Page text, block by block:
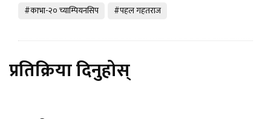
#काभा-२० च्याम्पियनसिप #पहल गहतराज
प्रतिक्रिया दिनुहोस्